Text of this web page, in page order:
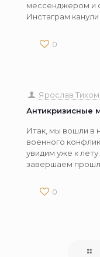
мессенджером и
Инстаграм канули
0
Ярослав
Антикризисные
Итак, мы вошли в
военного
увидим уже к
завершаем
0